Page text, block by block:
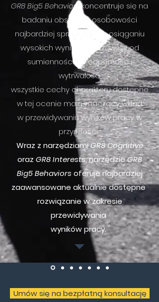
GR8 Big5 Behaviors koncentruje się na
badaniu obszarów osobowości
najbardziej sprzyjających osiąganiu
wysokich wyników. Począwszy od
sumienności po odporność i
wytrwałość,
wszystkie cechy charakteru dostępne
w tej ocenie mają znaczący wkład
w przewidywaniu wyników pracy w
przyszłości.
Wraz z narzędziamiGR8 Cognitive
oraz GR8 Interests, narzędzieGR8
Big5 Behaviors oferuje najbardziej
zaawansowane aktualnie dostępne
rozwiązanie w zakresie
przewidywania
wyników pracy.
Umów się na bezpłatną konsultację